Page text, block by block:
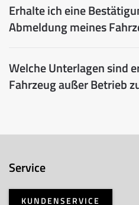
Erhalte ich eine
Abmeldung meines
Welche Unterlagen sind
Fahrzeug außer Betrieb
Service
KUNDENSERVICE